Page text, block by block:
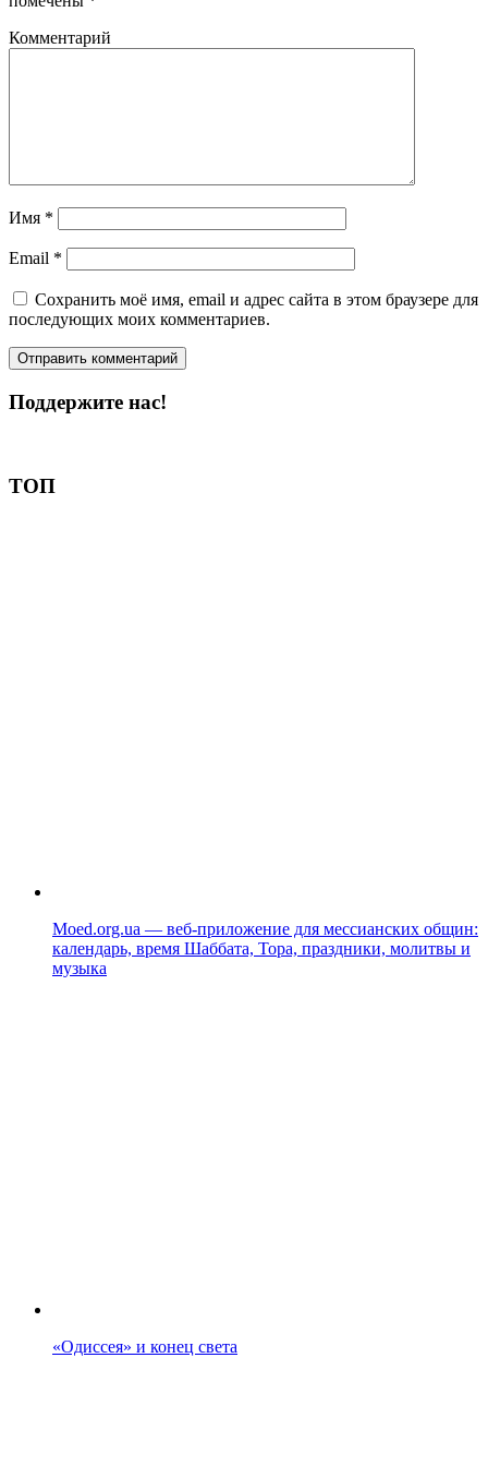
Комментарий
Имя *
Email *
Сохранить моё имя, email и адрес сайта в этом браузере для
последующих моих комментариев.
Поддержите нас!
ТОП
Moed.org.ua — веб-приложение для мессианских общин:
календарь, время Шаббата, Тора, праздники, молитвы и
музыка
«Одиссея» и конец света